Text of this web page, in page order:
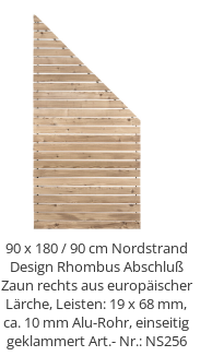
90 x 180 / 90 cm Nordstrand
Design Rhombus Abschluß
Zaun rechts aus europäischer
Lärche, Leisten: 19 x 68 mm,
ca. 10 mm Alu-Rohr, einseitig
geklammert Art.- Nr.: NS256